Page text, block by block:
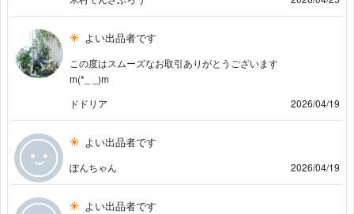
よい出品者です
この度はスムーズなお取引ありがとうございます
m(*_ _)m
ドドリア
2026/04/19
よい出品者です
ぽんちゃん 2026/04/19
よい出品者です